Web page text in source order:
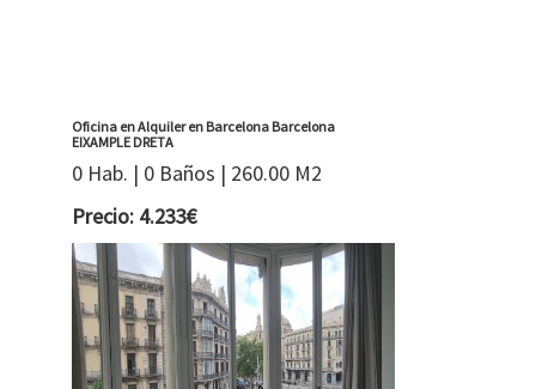
Oficina en Alquiler en Barcelona Barcelona
EIXAMPLE DRETA
0 Hab. | 0 Baños | 260.00 M2
Precio: 4.233€